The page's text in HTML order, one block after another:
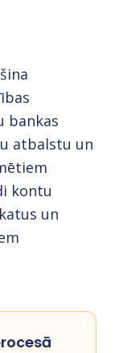
bankas
atbalstu un
kontu
un